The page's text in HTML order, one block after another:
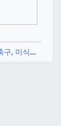
마이크 클라크 (미식축구, 미식축구